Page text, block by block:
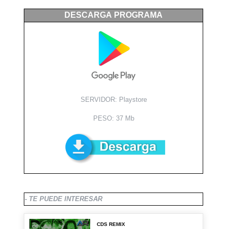
DESCARGA PROGRAMA
SERVIDOR: Playstore
PESO: 37 Mb
- TE PUEDE INTERESAR
CDS REMIX